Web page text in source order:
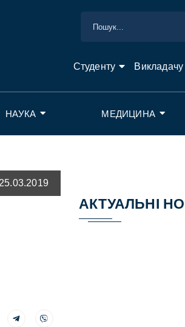
Студенту Викладачу
НАУКА МЕДИЦИНА
25.03.2019
АКТУАЛЬНІ